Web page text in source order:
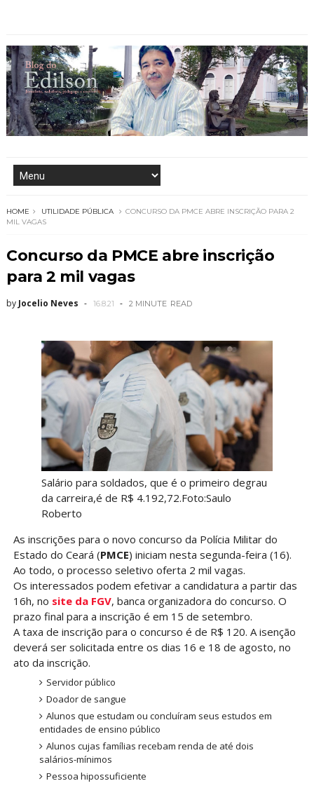
HOME UTILIDADE PÚBLICA
CONCURSO DA PMCE ABRE INSCRIÇÃO PARA 2
MIL VAGAS
Concurso da PMCE abre inscrição
para 2 mil vagas
by Jocelio Neves 16.8.21 2 MINUTE READ
Salário para soldados, que é o primeiro degrau
da carreira,é de R$ 4.192,72.Foto:Saulo
Roberto
As inscrições para o novo concurso da Polícia Militar do
Estado do Ceará (PMCE) iniciam nesta segunda-feira (16).
Ao todo, o processo seletivo oferta 2 mil vagas.
Os interessados podem efetivar a candidatura a partir das
16h, no site da FGV, banca organizadora do concurso. O
prazo final para a inscrição é em 15 de setembro.
A taxa de inscrição para o concurso é de R$ 120. A isenção
deverá ser solicitada entre os dias 16 e 18 de agosto, no
ato da inscrição.
Servidor público
Doador de sangue
Alunos que estudam ou concluíram seus estudos em
entidades de ensino público
Alunos cujas famílias recebam renda de até dois
salários-mínimos
Pessoa hipossuficiente